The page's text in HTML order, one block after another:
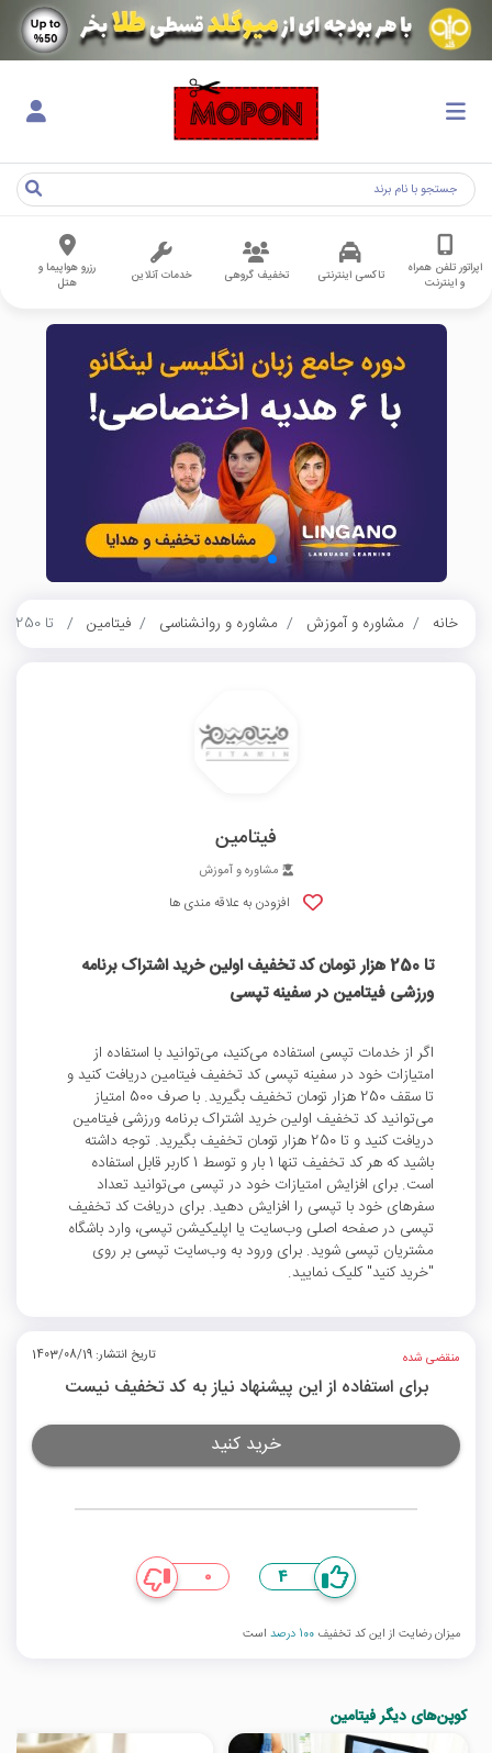
اپراتور تلفن همراه
و اینترنت
تاکسی اینترنتی تخفیف گروهی خدمات آنلاین
رزرو هواپیما و
هتل
خانه مشاوره و آموزش مشاوره و روانشناسی فیتامین تا 250 هزار تومان کد تخفیف اولین خرید اشتراک برنامه ورزشی فیتامین در سفینه تپسی
فیتامین
مشاوره و آموزش
افزودن به علاقه مندی ها
تا 250 هزار تومان کد تخفیف اولین خرید اشتراک برنامه
ورزشی فیتامین در سفینه تپسی
اگر از خدمات تپسی استفاده می‌کنید، می‌توانید با استفاده از
امتیازات خود در سفینه تپسی کد تخفیف فیتامین دریافت کنید و
تا سقف 250 هزار تومان تخفیف بگیرید. با صرف 500 امتیاز
می‌توانید کد تخفیف اولین خرید اشتراک برنامه ورزشی فیتامین
دریافت کنید و تا 250 هزار تومان تخفیف بگیرید. توجه داشته
باشید که هر کد تخفیف تنها 1 بار و توسط 1 کاربر قابل استفاده
است. برای افزایش امتیازات خود در تپسی می‌توانید تعداد
سفرهای خود با تپسی را افزایش دهید. برای دریافت کد تخفیف
تپسی در صفحه اصلی وب‌سایت یا اپلیکیشن تپسی، وارد باشگاه
مشتریان تپسی شوید. برای ورود به وب‌سایت تپسی بر روی
"خرید کنید" کلیک نمایید.
منقضی شده تاریخ انتشار: 1403/08/19
برای استفاده از این پیشنهاد نیاز به کد تخفیف نیست
خرید کنید
4
0
میزان رضایت از این کد تخفیف 100 درصد است
کوپن‌های دیگر فیتامین